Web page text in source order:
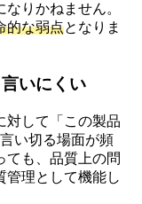
りかねません。
的な弱点となりま
いにくい
対して「この製品
い切る場面が頻
ても、品質上の問
管理として機能し